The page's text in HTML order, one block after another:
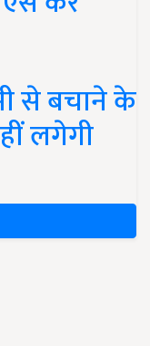
से बचाने के
लगेगी